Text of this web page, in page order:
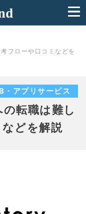
フローや口コミなどを
・アプリサービス
転職は難し
どを解説